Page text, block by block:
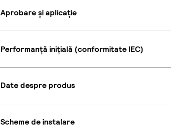
Aprobare și aplicație
Performanță inițială (conformitate IEC)
Date despre produs
Scheme de instalare